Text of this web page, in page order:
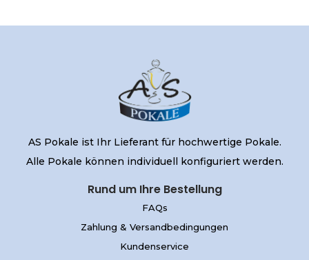
AS Pokale ist Ihr Lieferant für hochwertige Pokale.
Alle Pokale können individuell konfiguriert werden.
Rund um Ihre Bestellung
FAQs
Zahlung & Versandbedingungen
Kundenservice